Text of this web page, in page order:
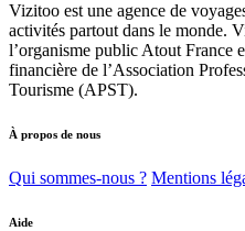
Vizitoo est une agence de
activités partout dans le monde.
l’organisme public Atout France
financière de l’Association
Tourisme (APST).
À propos de nous
Qui sommes-nous ? Mentions
Aide